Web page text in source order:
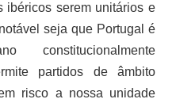
ibéricos serem unitários e
seja que Portugal é
constitucionalmente
partidos de âmbito
risco a nossa unidade